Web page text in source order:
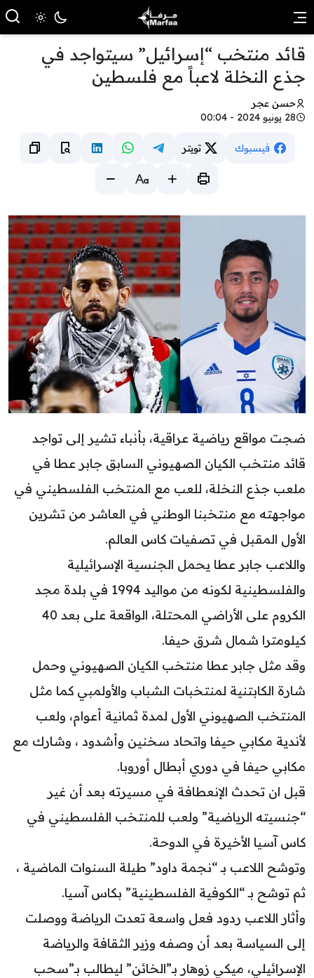
قائد منتخب “إسرائيل” سيتواجد في
جذع النخلة لاعباً مع فلسطين
حسن عجر
28 يونيو 2024 - 00:04
فيسبوك تويتر
ضجت مواقع رياضية عراقية، بأنباء تشير إلى تواجد
قائد منتخب الكيان الصهيوني السابق جابر عطا في
ملعب جذع النخلة، للعب مع المنتخب الفلسطيني في
مواجهته مع منتخبنا الوطني في العاشر من تشرين
الأول المقبل في تصفيات كاس العالم.
واللاعب جابر عطا يحمل الجنسية الإسرائيلية
والفلسطينية لكونه من مواليد 1994 في بلدة مجد
الكروم على الأراضي المحتلة، الواقعة على بعد 40
كيلومترا شمال شرق حيفا.
وقد مثل جابر عطا منتخب الكيان الصهيوني وحمل
شارة الكابتنية لمنتخبات الشباب والأولمبي كما مثل
المنتخب الصهيوني الأول لمدة ثمانية أعوام، ولعب
لأندية مكابي حيفا واتحاد سخنين وأشدود ، وشارك مع
مكابي حيفا في دوري أبطال أوروبا.
قبل ان تحدث الإنعطافة في مسيرته بعد أن غير
“جنسيته الرياضية” ولعب للمنتخب الفلسطيني في
كاس آسيا الأخيرة في الدوحة.
وتوشح اللاعب بـ “نجمة داود” طيلة السنوات الماضية ،
ثم توشح بـ “الكوفية الفلسطينية” بكاس آسيا.
وأثار اللاعب ردود فعل واسعة تعدت الرياضة ووصلت
إلى السياسة بعد أن وصفه وزير الثقافة والرياضة
الإسرائيلي، ميكي زوهار بـ”الخائن” ليطالب بـ”سحب